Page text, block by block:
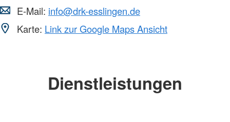
E-Mail: info@drk-esslingen.de
Karte: Link zur Google Maps Ansicht
Dienstleistungen